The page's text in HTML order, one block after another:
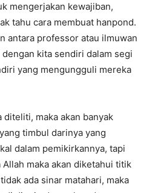
mengerjakan kewajiban,
tahu cara membuat hanpond.
antara professor atau ilmuwan
kita sendiri dalam segi
yang mengungguli mereka
maka akan banyak
timbul darinya yang
dalam pemikirkannya, tapi
Allah maka akan diketahui titik
ada sinar matahari, maka